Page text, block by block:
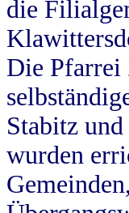
die
Die Pfarrei
Stabitz
wurden